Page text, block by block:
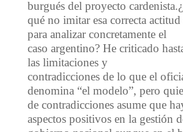
burgués del proyecto
qué no imitar esa correcta
para analizar concretamente el
caso argentino? He criticado
las limitaciones y
contradicciones de lo que el
denomina “el modelo”, pero
de contradicciones asume que
aspectos positivos en la gestión